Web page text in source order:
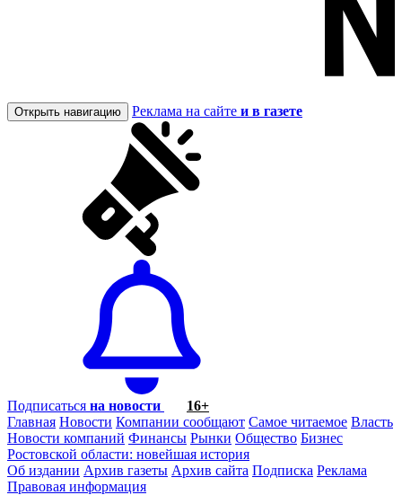
Открыть навигацию Реклама на сайте и в газете
Подписаться на новости
16+
Главная Новости Компании сообщают Самое читаемое Власть
Новости компаний Финансы Рынки Общество Бизнес
Ростовской области: новейшая история
Об издании Архив газеты Архив сайта Подписка Реклама
Правовая информация